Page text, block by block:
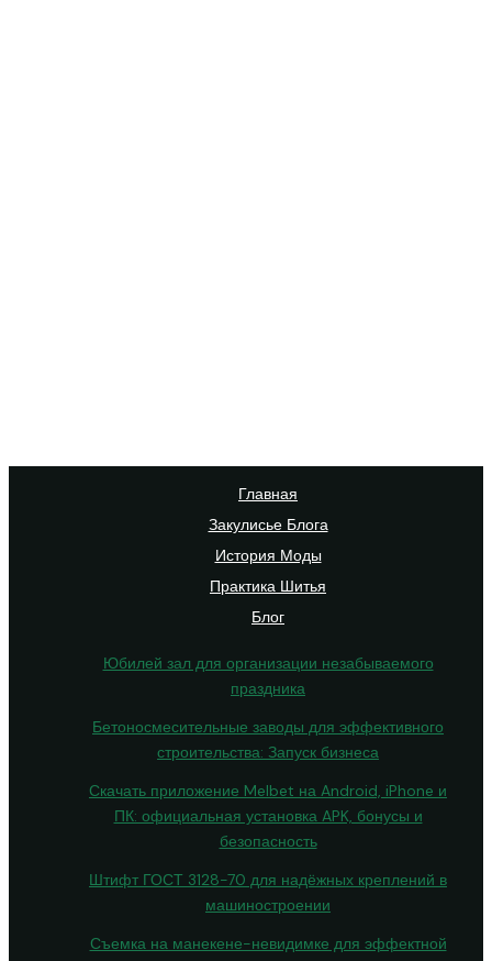
Главная
Закулисье Блога
История Моды
Практика Шитья
Блог
Юбилей зал для организации незабываемого
праздника
Бетоносмесительные заводы для эффективного
строительства: Запуск бизнеса
Скачать приложение Melbet на Android, iPhone и
ПК: официальная установка APK, бонусы и
безопасность
Штифт ГОСТ 3128-70 для надёжных креплений в
машиностроении
Съемка на манекене-невидимке для эффектной